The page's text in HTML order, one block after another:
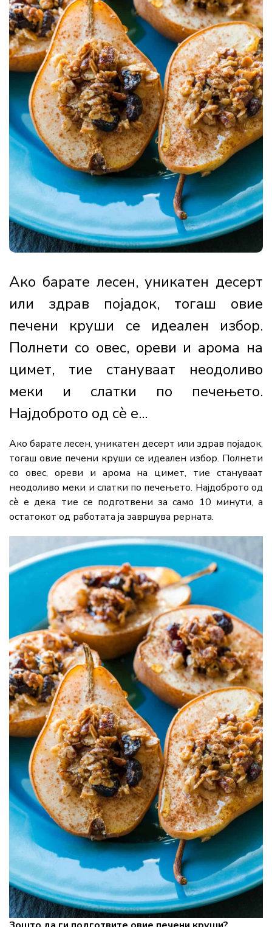
Ако барате лесен, уникатен десерт
или здрав појадок, тогаш овие
печени круши се идеален избор.
Полнети со овес, ореви и арома на
цимет, тие стануваат неодоливо
меки и слатки по печењето.
Најдоброто од сè е...
Ако барате лесен, уникатен десерт или здрав појадок,
тогаш овие печени круши се идеален избор. Полнети
со овес, ореви и арома на цимет, тие стануваат
неодоливо меки и слатки по печењето. Најдоброто од
сè е дека тие се подготвени за само 10 минути, а
остатокот од работата ја завршува рерната.